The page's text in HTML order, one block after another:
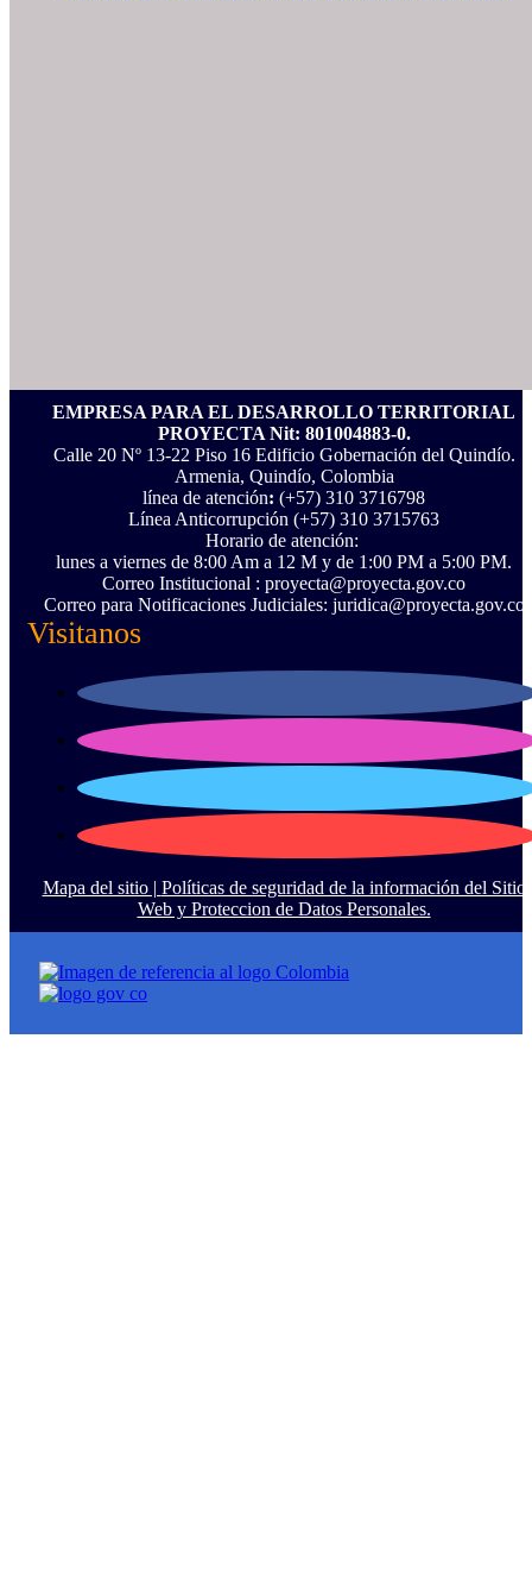
EMPRESA PARA EL DESARROLLO TERRITORIAL
PROYECTA Nit: 801004883-0.
Calle 20 Nº 13-22 Piso 16 Edificio Gobernación del Quindío.
Armenia, Quindío, Colombia
línea de atención: (+57) 310 3716798
Línea Anticorrupción ‪(+57) 310 3715763‬
Horario de atención:
lunes a viernes de 8:00 Am a 12 M y de 1:00 PM a 5:00 PM.
Correo Institucional : proyecta@proyecta.gov.co
Correo para Notificaciones Judiciales: juridica@proyecta.gov.co
Visitanos
Mapa del sitio | Políticas de seguridad de la información del Sitio
Web y Proteccion de Datos Personales.